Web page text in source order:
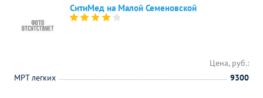
СитиМед на Малой Семеновской
Цена, руб.:
МРТ легких
9300